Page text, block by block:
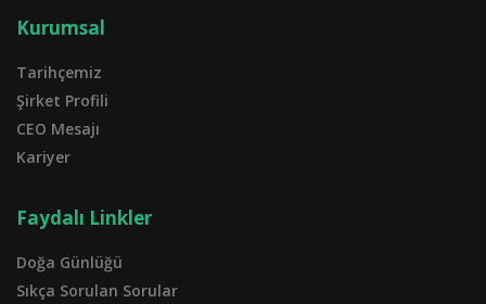
Kurumsal
Tarihçemiz
Şirket Profili
CEO Mesajı
Kariyer
Faydalı Linkler
Doğa Günlüğü
Sıkça Sorulan Sorular